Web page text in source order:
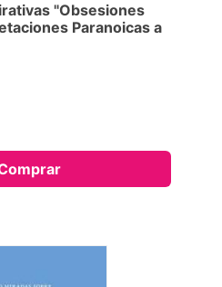
"Obsesiones
Paranoicas a